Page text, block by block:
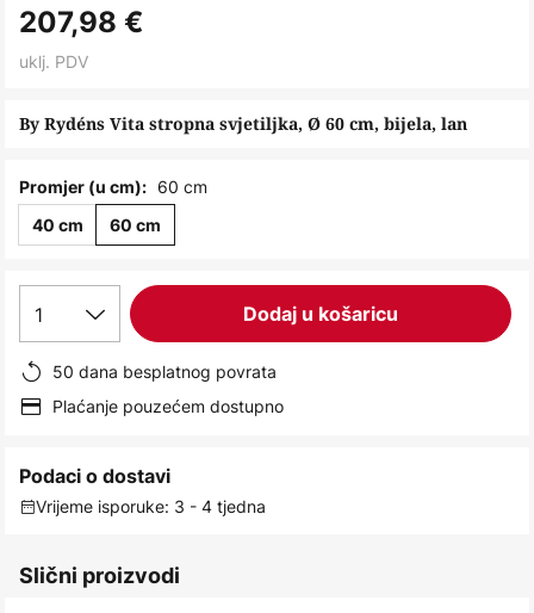
to
the
of
images
gallery
By Rydéns Vita stropna svjetiljka, Ø 60 cm, bijela, lan
207,98 €
uklj. PDV
Promjer (u cm): 60 cm
40 cm 60 cm
1 Dodaj u košaricu
50 dana besplatnog povrata
Plaćanje pouzećem dostupno
Podaci o dostavi
Vrijeme isporuke: 3 - 4 tjedna
Slični proizvodi